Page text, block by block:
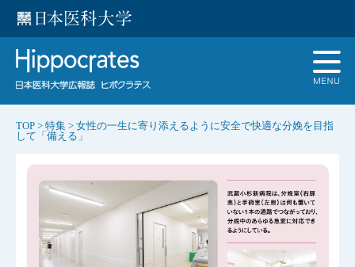
TOP > 特集 > 女性の一生に寄り添えるように安全で快適な分娩を目指
して「備える」